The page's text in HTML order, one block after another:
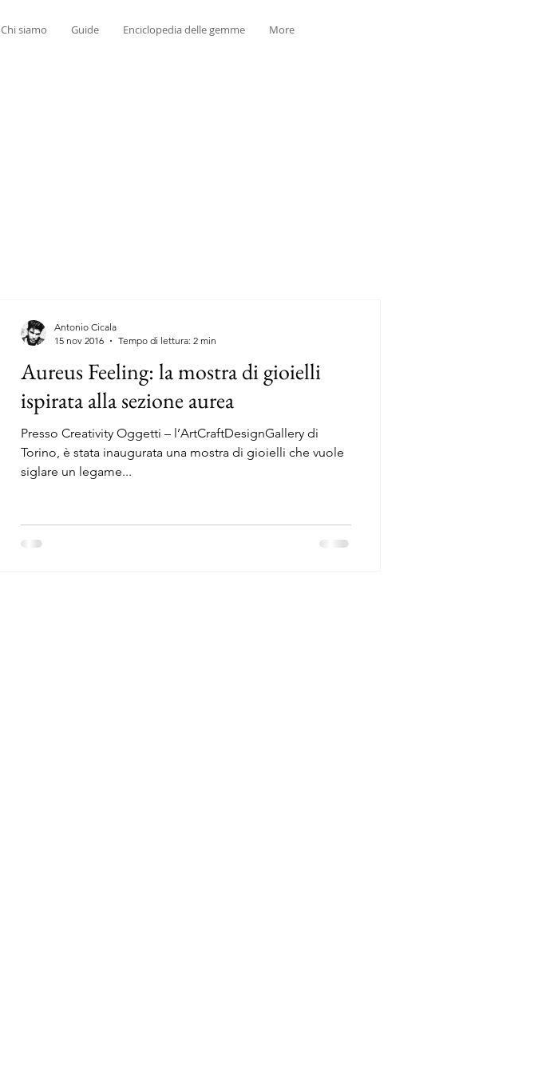
Chi siamo Guide Enciclopedia delle gemme More
Aureus Feeling: la mostra di gioielli
ispirata alla sezione aurea
Presso Creativity Oggetti – l’ArtCraftDesignGallery di
Torino, è stata inaugurata una mostra di gioielli che vuole
siglare un legame...
Antonio Cicala
15 nov 2016
Tempo di lettura: 2 min